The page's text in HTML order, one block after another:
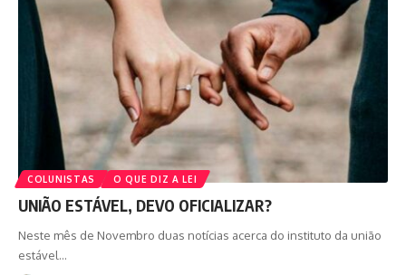
COLUNISTAS O QUE DIZ A LEI
UNIÃO ESTÁVEL, DEVO OFICIALIZAR?
Neste mês de Novembro duas notícias acerca do instituto da união
estável…